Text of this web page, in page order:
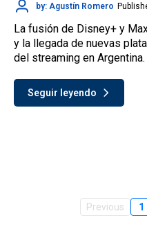
by: Agustín Romero
La fusión de Disney+ y
y la llegada de nuevas
del streaming en
Seguir leyendo
Previous 1